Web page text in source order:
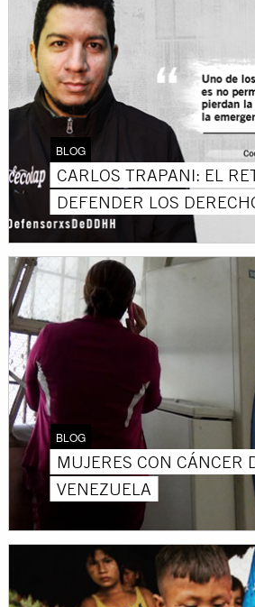
BLOG
CARLOS TRAPANI: EL
DEFENDER LOS
BLOG
MUJERES CON CÁNCER
VENEZUELA